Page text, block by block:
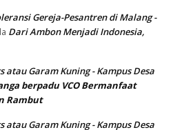
Gereja-Pesantren di Malang -
Dari Ambon Menjadi Indonesia,
atau Garam Kuning - Kampus Desa
berpadu VCOBermanfaat
Rambut
atau Garam Kuning - Kampus Desa